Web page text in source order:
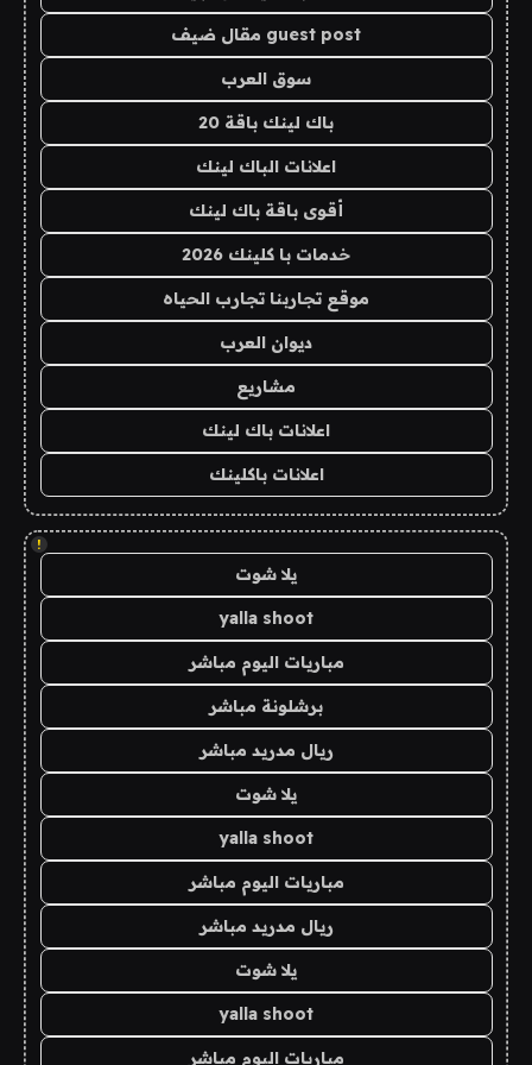
guest post مقال ضيف
سوق العرب
باك لينك باقة 20
اعلانات الباك لينك
أقوى باقة باك لينك
خدمات با كلينك 2026
موقع تجاربنا تجارب الحياه
ديوان العرب
مشاريع
اعلانات باك لينك
اعلانات باكلينك
!
يلا شوت
yalla shoot
مباريات اليوم مباشر
برشلونة مباشر
ريال مدريد مباشر
يلا شوت
yalla shoot
مباريات اليوم مباشر
ريال مدريد مباشر
يلا شوت
yalla shoot
مباريات اليوم مباشر